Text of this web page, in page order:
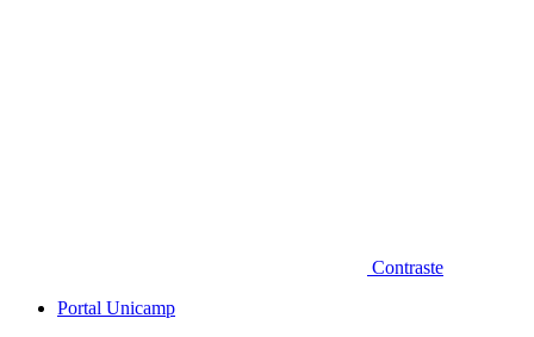
Contraste
Portal Unicamp